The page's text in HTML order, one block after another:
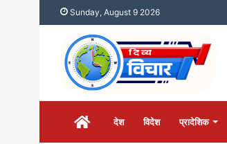
Sunday, August 9 2026
होम देश विदेश प्रादेशिक